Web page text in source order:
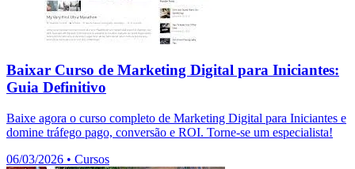
Baixar Curso de Marketing Digital para Iniciantes:
Guia Definitivo
Baixe agora o curso completo de Marketing Digital para Iniciantes e
domine tráfego pago, conversão e ROI. Torne-se um especialista!
06/03/2026 • Cursos